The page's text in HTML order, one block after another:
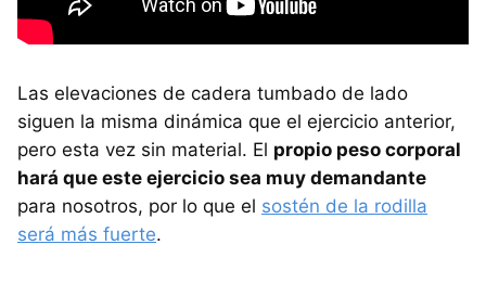
Las elevaciones de cadera tumbado de lado
siguen la misma dinámica que el ejercicio anterior,
pero esta vez sin material. El propio peso corporal
hará que este ejercicio sea muy demandante
para nosotros, por lo que el sostén de la rodilla
será más fuerte.